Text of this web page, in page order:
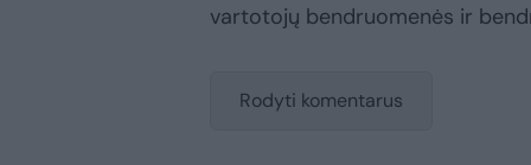
vartotojų bendruomenės ir
Rodyti komentarus